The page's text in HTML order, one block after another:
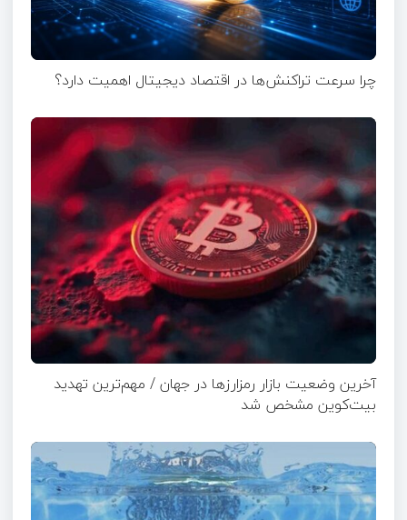
چرا سرعت تراکنش‌ها در اقتصاد دیجیتال اهمیت دارد؟
آخرین وضعیت بازار رمزارزها در جهان / مهم‌ترین تهدید
بیت‌کوین مشخص شد